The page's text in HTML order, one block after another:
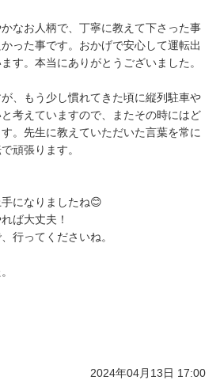
なお人柄で、丁寧に教えて下さった事
った事です。おかげで安心して運転出
す。本当にありがとうございました。
、もう少し慣れてきた頃に縦列駐車や
考えていますので、またその時にはど
。先生に教えていただいた言葉を常に
頑張ります。
になりましたね😊
ば大丈夫！
行ってくださいね。
2024年04月13日 17:00